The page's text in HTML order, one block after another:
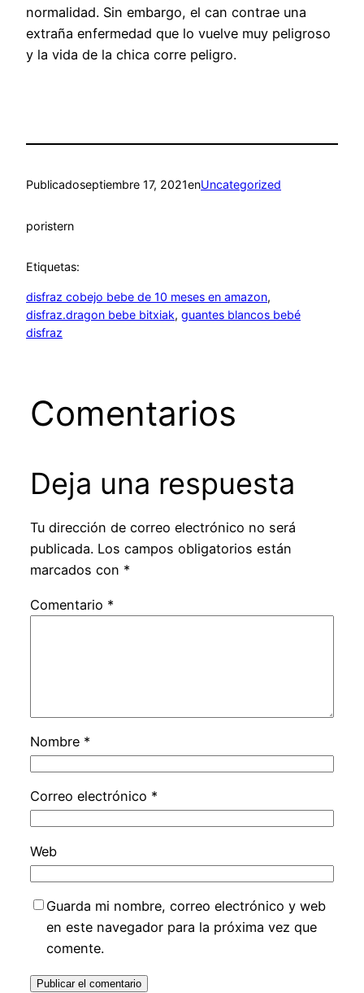
normalidad. Sin embargo, el can contrae una
extraña enfermedad que lo vuelve muy peligroso
y la vida de la chica corre peligro.
Publicadoseptiembre 17, 2021enUncategorized
poristern
Etiquetas:
disfraz cobejo bebe de 10 meses en amazon
disfraz.dragon bebe bitxiak, guantes blancos bebé
disfraz
Comentarios
Deja una respuesta
Tu dirección de correo electrónico no será
publicada. Los campos obligatorios están
marcados con *
Comentario *
Nombre *
Correo electrónico *
Web
Guarda mi nombre, correo electrónico y web
en este navegador para la próxima vez que
comente.